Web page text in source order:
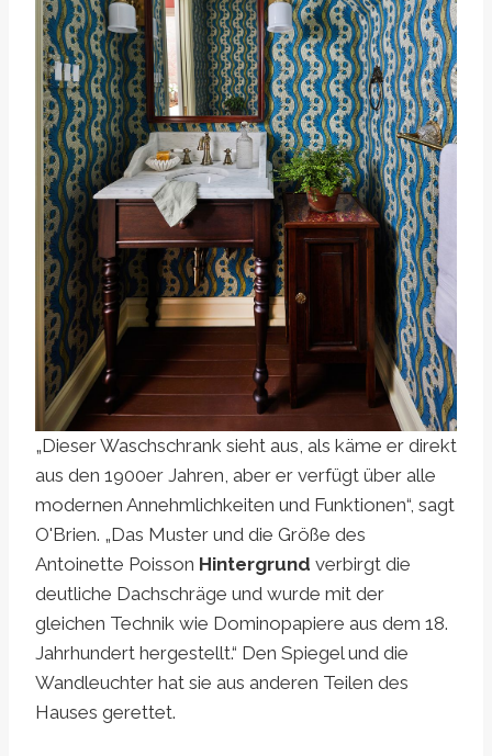
„Dieser Waschschrank sieht aus, als käme er direkt
aus den 1900er Jahren, aber er verfügt über alle
modernen Annehmlichkeiten und Funktionen“, sagt
O'Brien. „Das Muster und die Größe des
Antoinette Poisson Hintergrund verbirgt die
deutliche Dachschräge und wurde mit der
gleichen Technik wie Dominopapiere aus dem 18.
Jahrhundert hergestellt.“ Den Spiegel und die
Wandleuchter hat sie aus anderen Teilen des
Hauses gerettet.